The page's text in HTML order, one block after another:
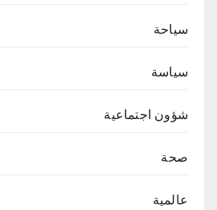
سياحة
سياسة
شؤون اجتماعية
صحة
عالمية